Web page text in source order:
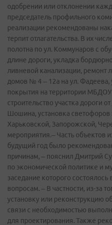
одобрении или отклонении
председатель профильного
реализации рекомендованы
терпит отлагательства. В их
полотна по ул. Коммунаров с
длине дороги, укладка
ливневой канализации, ремонт
домов № 4 – 12а на ул. Фадеева,
покрытия на территории
строительство участка дороги
Шошина, установка светофоров
Харьковской, Запорожской,
мероприятия.– Часть объектов
будущий год было
причинам, – пояснил Дмитрий
по экономической политике и
заседание которого
вопросам. – В частности, из-за
установку или реконструкцию
связи с необходимостью
для проектирования. Также